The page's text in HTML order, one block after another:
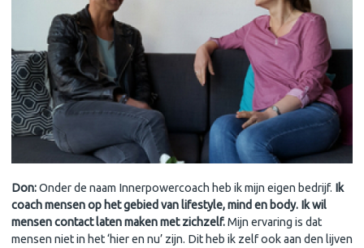
Don:Onder de naam Innerpowercoach heb ik mijn eigen bedrijf. Ik
coach mensen op het gebied van lifestyle, mind en body. Ik wil
mensen contact laten maken met zichzelf.Mijn ervaring is dat
mensen niet in het ‘hier en nu’ zijn. Dit heb ik zelf ook aan den lijven